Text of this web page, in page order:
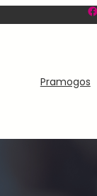
Facebook
Pramogos